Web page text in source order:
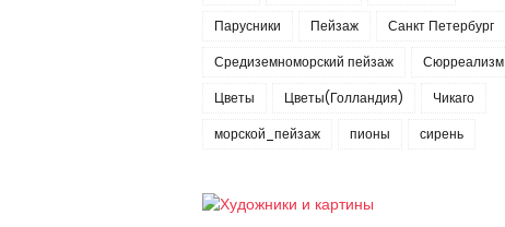
Парусники
Пейзаж
Санкт Петербург
Средиземноморский пейзаж
Сюрреализм
Цветы
Цветы(Голландия)
Чикаго
морской_пейзаж
пионы сирень